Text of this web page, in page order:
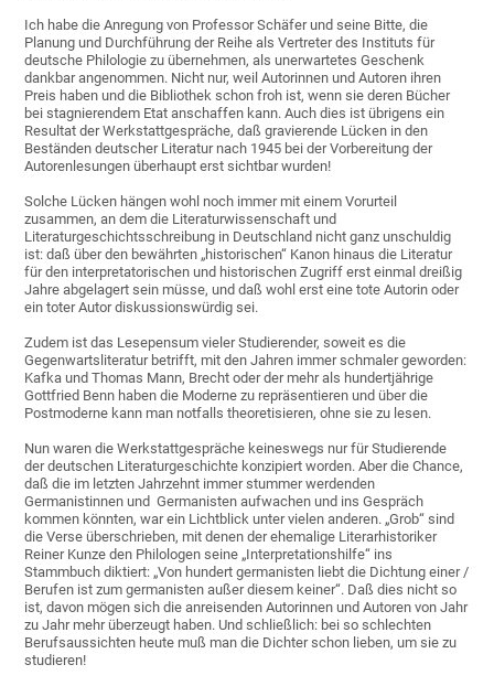
Ich habe die Anregung von Professor Schäfer und seine Bitte, die
Planung und Durchführung der Reihe als Vertreter des Instituts für
deutsche Philologie zu übernehmen, als unerwartetes Geschenk
dankbar angenommen. Nicht nur, weil Autorinnen und Autoren ihren
Preis haben und die Bibliothek schon froh ist, wenn sie deren Bücher
bei stagnierendem Etat anschaffen kann. Auch dies ist übrigens ein
Resultat der Werkstattgespräche, daß gravierende Lücken in den
Beständen deutscher Literatur nach 1945 bei der Vorbereitung der
Autorenlesungen überhaupt erst sichtbar wurden!
Solche Lücken hängen wohl noch immer mit einem Vorurteil
zusammen, an dem die Literaturwissenschaft und
Literaturgeschichtsschreibung in Deutschland nicht ganz unschuldig
ist: daß über den bewährten „historischen“ Kanon hinaus die Literatur
für den interpretatorischen und historischen Zugriff erst einmal dreißig
Jahre abgelagert sein müsse, und daß wohl erst eine tote Autorin oder
ein toter Autor diskussionswürdig sei.
Zudem ist das Lesepensum vieler Studierender, soweit es die
Gegenwartsliteratur betrifft, mit den Jahren immer schmaler geworden:
Kafka und Thomas Mann, Brecht oder der mehr als hundertjährige
Gottfried Benn haben die Moderne zu repräsentieren und über die
Postmoderne kann man notfalls theoretisieren, ohne sie zu lesen.
Nun waren die Werkstattgespräche keineswegs nur für Studierende
der deutschen Literaturgeschichte konzipiert worden. Aber die Chance,
daß die im letzten Jahrzehnt immer stummer werdenden
Germanistinnen und Germanisten aufwachen und ins Gespräch
kommen könnten, war ein Lichtblick unter vielen anderen. „Grob“ sind
die Verse überschrieben, mit denen der ehemalige Literarhistoriker
Reiner Kunze den Philologen seine „Interpretationshilfe“ ins
Stammbuch diktiert: „Von hundert germanisten liebt die Dichtung einer /
Berufen ist zum germanisten außer diesem keiner“. Daß dies nicht so
ist, davon mögen sich die anreisenden Autorinnen und Autoren von Jahr
zu Jahr mehr überzeugt haben. Und schließlich: bei so schlechten
Berufsaussichten heute muß man die Dichter schon lieben, um sie zu
studieren!